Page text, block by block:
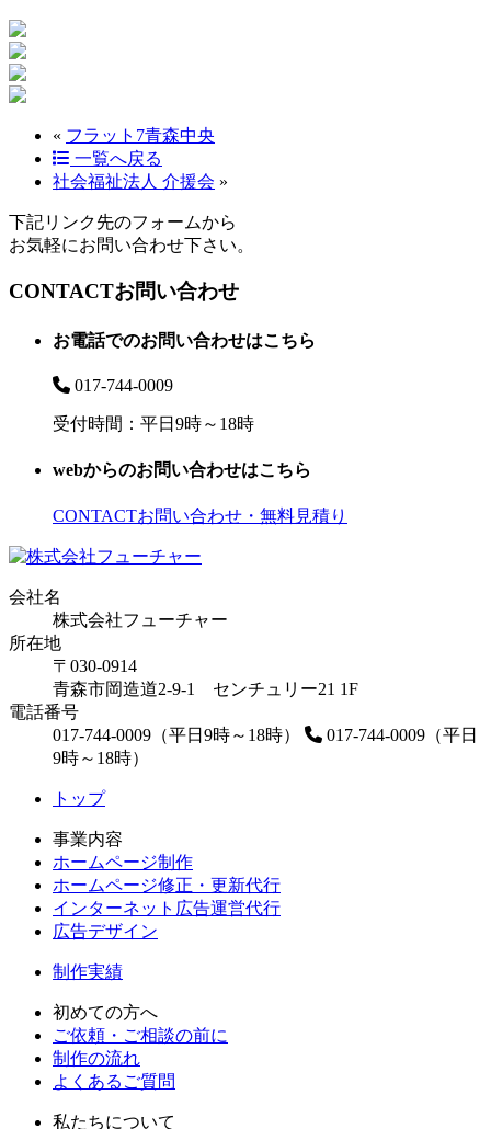
« フラット7青森中央
一覧へ戻る
社会福祉法人 介援会 »
下記リンク先のフォームから
お気軽にお問い合わせ下さい。
CONTACTお問い合わせ
お電話でのお問い合わせはこちら
017-744-0009
受付時間：平日9時～18時
webからのお問い合わせはこちら
CONTACTお問い合わせ・無料見積り
会社名
株式会社フューチャー
所在地
〒030-0914
青森市岡造道2-9-1 センチュリー21 1F
電話番号
017-744-0009（平日9時～18時）
017-744-0009（平日
9時～18時）
トップ
事業内容
ホームページ制作
ホームページ修正・更新代行
インターネット広告運営代行
広告デザイン
制作実績
初めての方へ
ご依頼・ご相談の前に
制作の流れ
よくあるご質問
私たちについて